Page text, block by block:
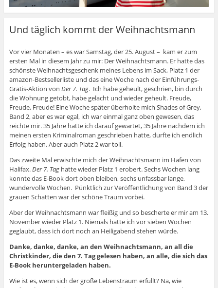
Und täglich kommt der Weihnachtsmann
Vor vier Monaten – es war Samstag, der 25. August – kam er zum
ersten Mal in diesem Jahr zu mir: Der Weihnachtsmann. Er hatte das
schönste Weihnachtsgeschenk meines Lebens im Sack, Platz 1 der
amazon-Bestsellerliste und das eine Woche nach der Einführungs-
Gratis-Aktion von Der 7. Tag. Ich habe geheult, geschrien, bin durch
die Wohnung getobt, habe gelacht und wieder geheult. Freude,
Freude, Freude! Eine Woche später überholte mich Shades of Grey,
Band 2, aber es war egal, ich war einmal ganz oben gewesen, das
reichte mir. 35 Jahre hatte ich darauf gewartet, 35 Jahre nachdem ich
meinen ersten Kriminalroman geschrieben hatte, durfte ich endlich
Erfolg haben. Aber auch Platz 2 war toll.
Das zweite Mal erwischte mich der Weihnachtsmann im Hafen von
Halifax.Der 7. Taghatte wieder Platz 1 erobert. Sechs Wochen lang
konnte das E-Book dort oben bleiben, sechs unfassbar lange,
wundervolle Wochen. Pünktlich zur Veröffentlichung von Band 3 der
grauen Schatten war der schöne Traum vorbei.
Aber der Weihnachtsmann war fleißig und so bescherte er mir am 13.
November wieder Platz 1. Niemals hätte ich vor sieben Wochen
geglaubt, dass ich dort noch an Heiligabend stehen würde.
Danke, danke, danke, an den Weihnachtsmann, an all die
Christkinder, die den 7. Tag gelesen haben, an alle, die sich das
E-Book heruntergeladen haben.
Wie ist es, wenn sich der große Lebenstraum erfüllt? Na, wie